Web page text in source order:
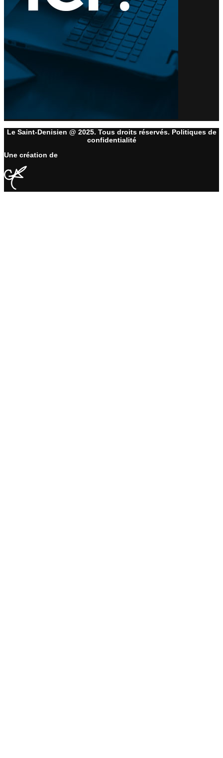
Le Saint-Denisien @ 2025. Tous droits réservés. Politiques de
confidentialité
Une création de